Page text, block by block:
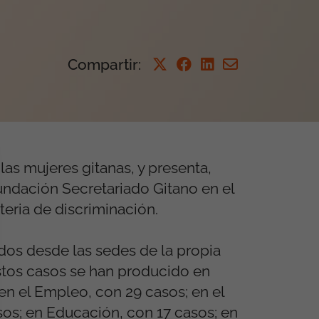
Compartir:
mujeres gitanas, y presenta,
Secretariado Gitano en el
de discriminación.
desde las sedes de la propia
casos se han producido en
el Empleo, con 29 casos; en el
en Educación, con 17 casos; en